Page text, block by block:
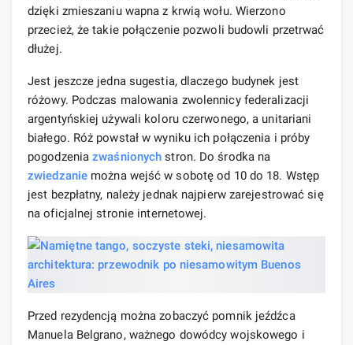
dzięki zmieszaniu wapna z krwią wołu. Wierzono
przecież, że takie połączenie pozwoli budowli przetrwać
dłużej.
Jest jeszcze jedna sugestia, dlaczego budynek jest
różowy. Podczas malowania zwolennicy federalizacji
argentyńskiej używali koloru czerwonego, a unitariani
białego. Róż powstał w wyniku ich połączenia i próby
pogodzeniazwaśnionych stron. Do środka na
zwiedzanie można wejść w sobotę od 10 do 18. Wstęp
jest bezpłatny, należy jednak najpierw zarejestrować się
na oficjalnej stronie internetowej.
Przed rezydencją można zobaczyć pomnik jeźdźca
Manuela Belgrano, ważnego dowódcy wojskowego i